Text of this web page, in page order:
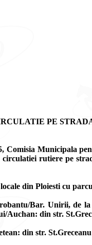
PE
Comisia Municipala
rutiere pe
din Ploiesti cu
Bar. Unirii, de
Auchan: din str.
din str.